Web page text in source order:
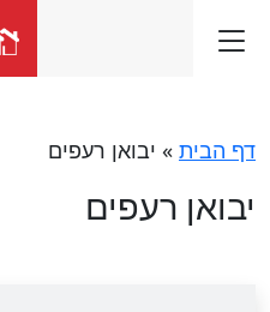
דף הבית » יבואן רעפים
יבואן רעפים